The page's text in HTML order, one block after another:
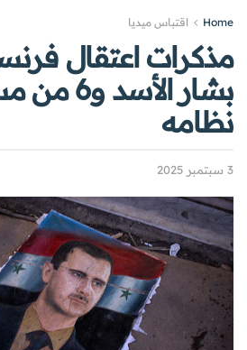
Home اقتباس ميديا
مذكرات اعتقال
بشار
نظامه
3 سبتمبر 2025